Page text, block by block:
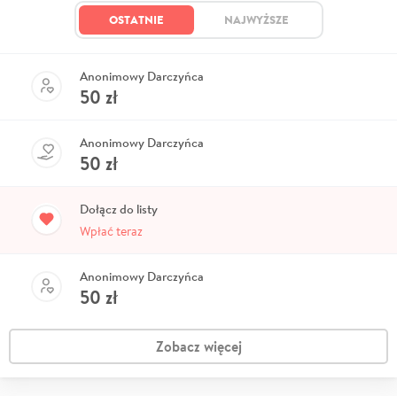
OSTATNIE NAJWYŻSZE
Anonimowy Darczyńca
50 zł
Anonimowy Darczyńca
50 zł
Dołącz do listy
Wpłać teraz
Anonimowy Darczyńca
50 zł
Zobacz więcej